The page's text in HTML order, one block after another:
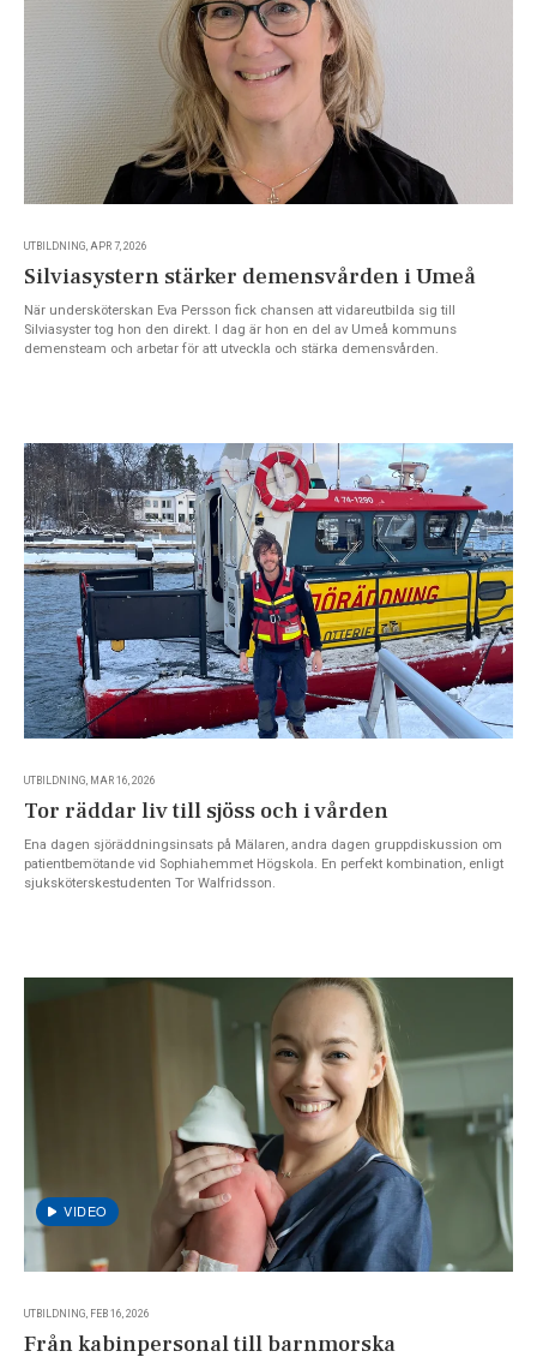
UTBILDNING, APR 7, 2026
Silviasystern stärker demensvården i Umeå
När undersköterskan Eva Persson fick chansen att vidareutbilda sig till
Silviasyster tog hon den direkt. I dag är hon en del av Umeå kommuns
demensteam och arbetar för att utveckla och stärka demensvården.
UTBILDNING, MAR 16, 2026
Tor räddar liv till sjöss och i vården
Ena dagen sjöräddningsinsats på Mälaren, andra dagen gruppdiskussion om
patientbemötande vid Sophiahemmet Högskola. En perfekt kombination, enligt
sjuksköterskestudenten Tor Walfridsson.
UTBILDNING, FEB 16, 2026
Från kabinpersonal till barnmorska